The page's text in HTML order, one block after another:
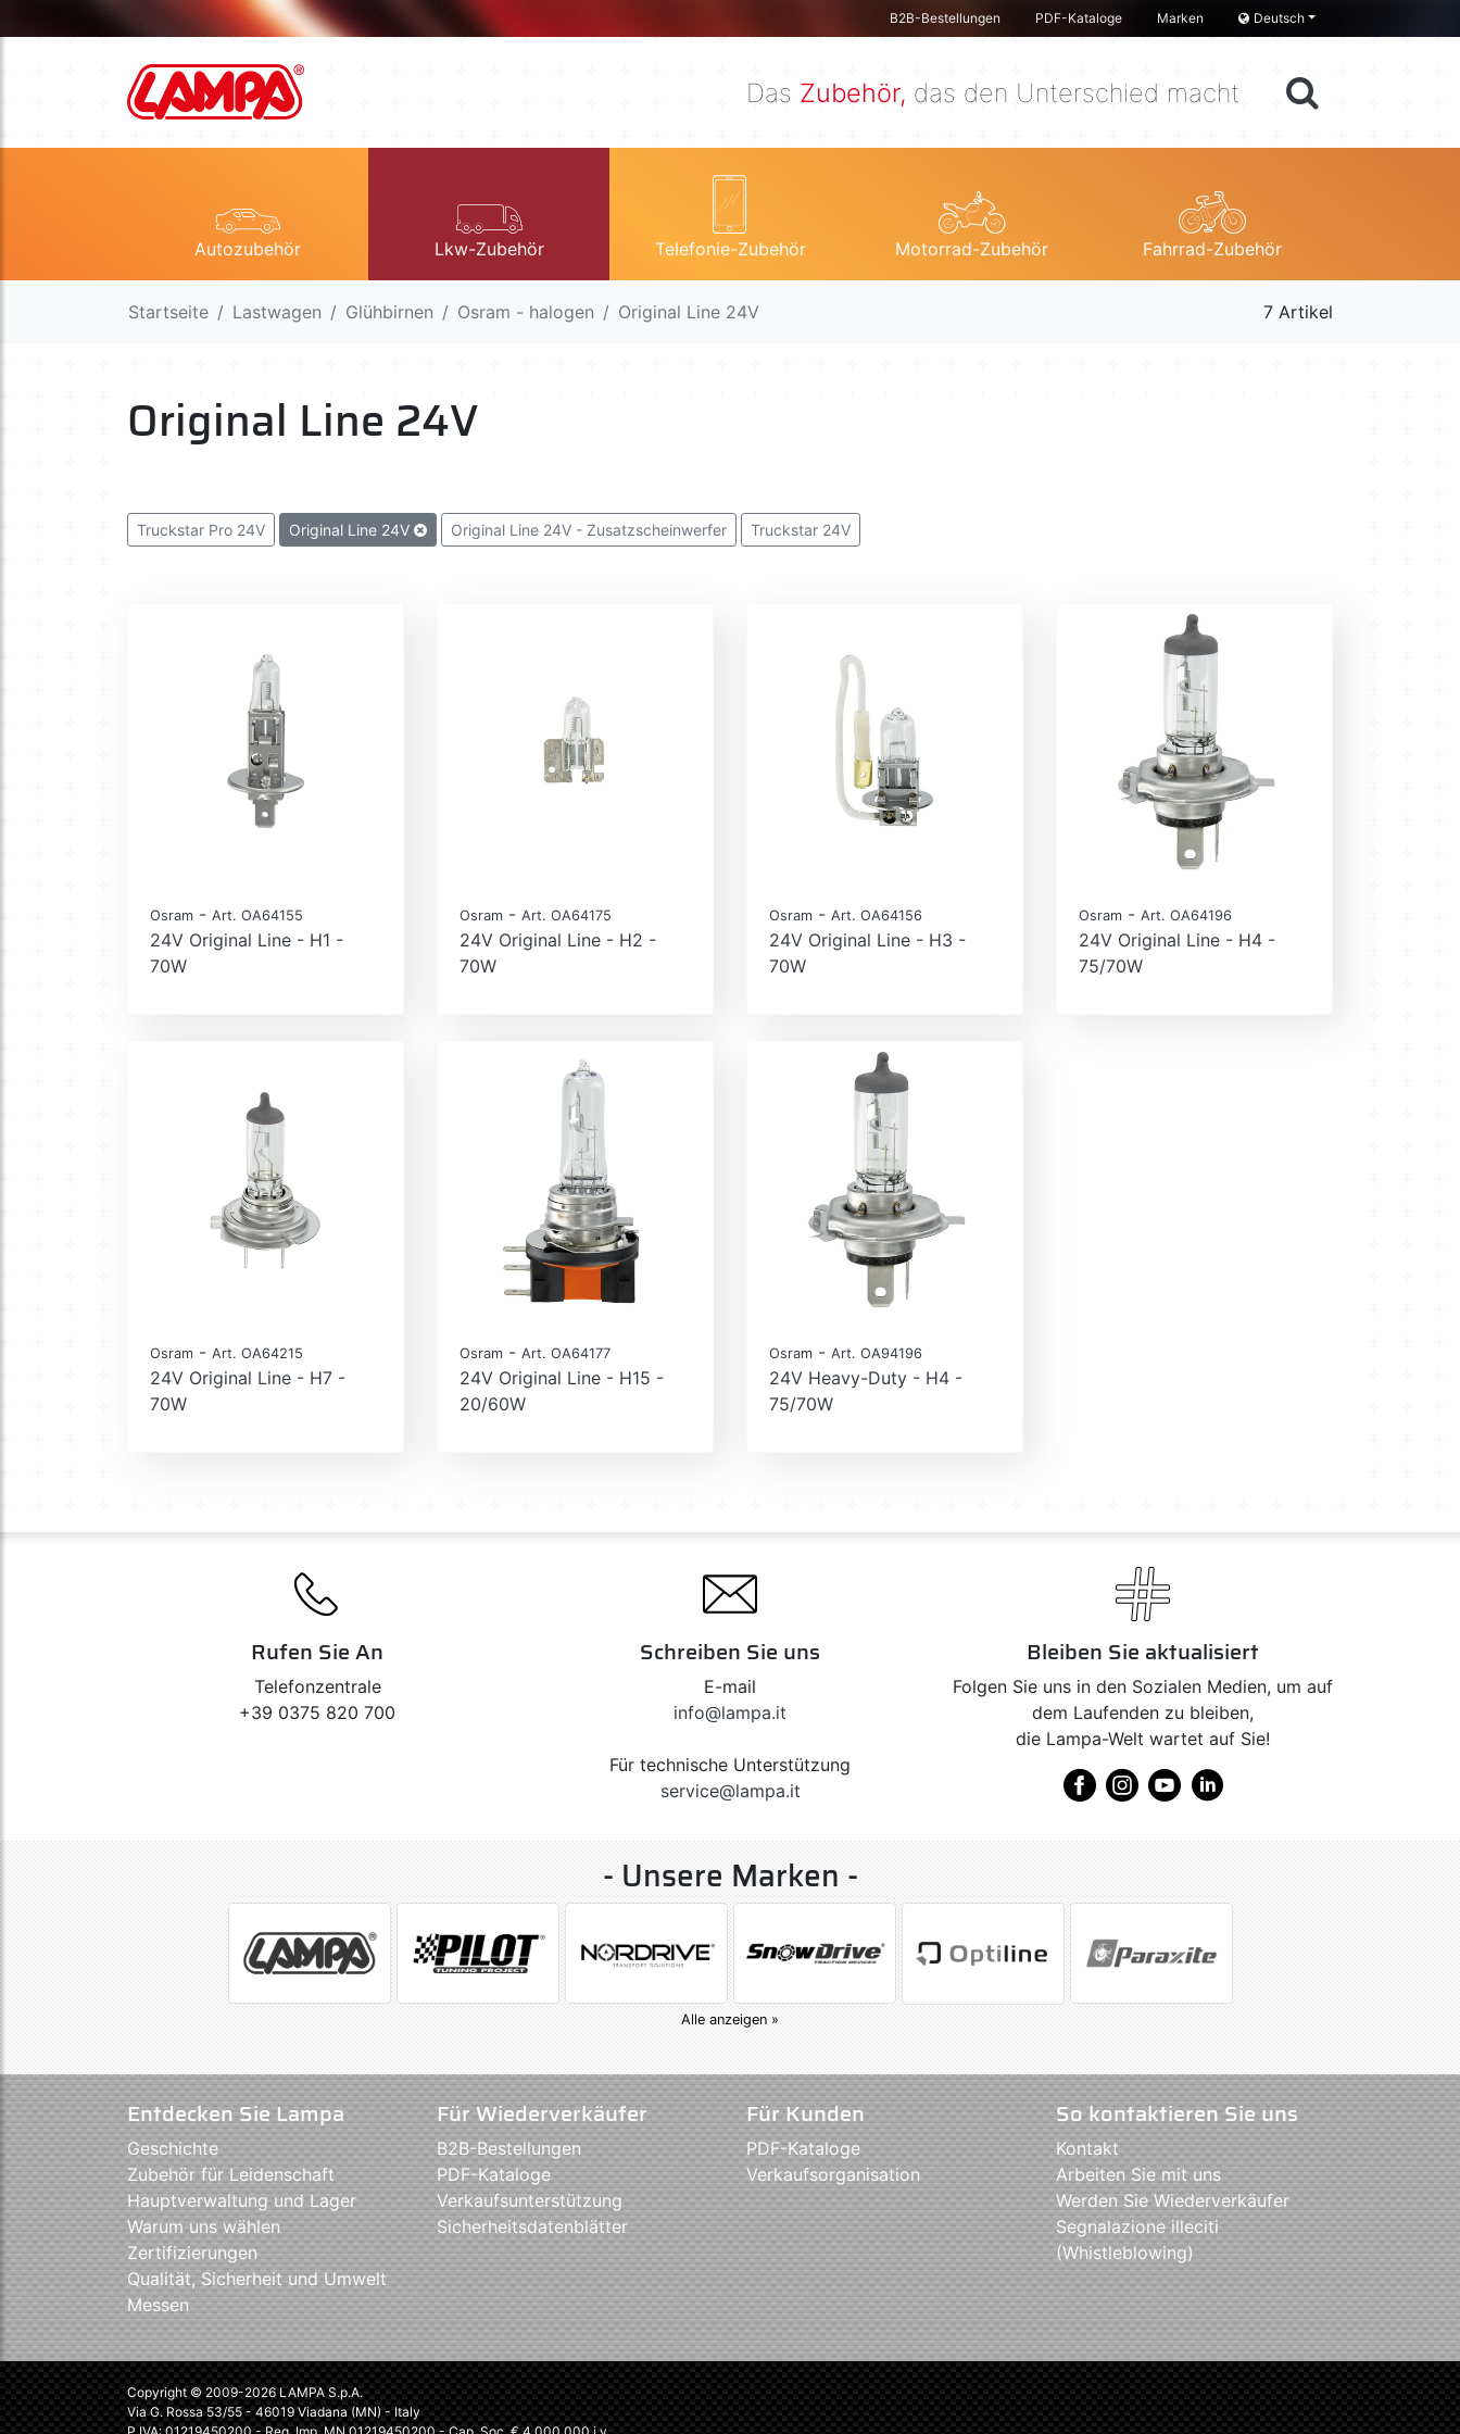
B2B-Bestellungen PDF-Kataloge Marken Deutsch
Das Zubehör, das den Unterschied macht
Autozubehör Lkw-Zubehör Telefonie-Zubehör Motorrad-Zubehör Fahrrad-Zubehör
Startseite Lastwagen Glühbirnen Osram - halogen Original Line 24V 7 Artikel
Original Line 24V
Truckstar Pro 24V Original Line 24V Original Line 24V - Zusatzscheinwerfer Truckstar 24V
Osram - Art. OA64155
24V Original Line - H1 -
70W
Osram - Art. OA64175
24V Original Line - H2 -
70W
Osram - Art. OA64156
24V Original Line - H3 -
70W
Osram - Art. OA64196
24V Original Line - H4 -
75/70W
Osram - Art. OA64215
24V Original Line - H7 -
70W
Osram - Art. OA64177
24V Original Line - H15 -
20/60W
Osram - Art. OA94196
24V Heavy-Duty - H4 -
75/70W
Rufen Sie An
Telefonzentrale
+39 0375 820 700
Schreiben Sie uns
E-mail
info@lampa.it
Für technische Unterstützung
service@lampa.it
Bleiben Sie aktualisiert
Folgen Sie uns in den Sozialen Medien, um auf
dem Laufenden zu bleiben,
die Lampa-Welt wartet auf Sie!
- Unsere Marken -
Alle anzeigen »
Entdecken Sie Lampa
Geschichte
Zubehör für Leidenschaft
Hauptverwaltung und Lager
Warum uns wählen
Zertifizierungen
Qualität, Sicherheit und Umwelt
Messen
Für Wiederverkäufer
B2B-Bestellungen
PDF-Kataloge
Verkaufsunterstützung
Sicherheitsdatenblätter
Für Kunden
PDF-Kataloge
Verkaufsorganisation
So kontaktieren Sie uns
Kontakt
Arbeiten Sie mit uns
Werden Sie Wiederverkäufer
Segnalazione illeciti
(Whistleblowing)
Copyright © 2009-2026 LAMPA S.p.A.
Via G. Rossa 53/55 - 46019 Viadana (MN) - Italy